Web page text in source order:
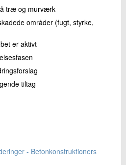
træ og murværk
områder (fugt, styrke,
er aktivt
tiltag
- Betonkonstruktioners